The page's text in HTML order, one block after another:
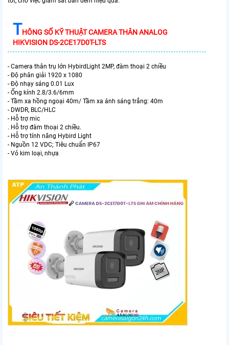
THÔNG SỐ KỸ THUẬT CAMERA THÂN ANALOG
HIKVISION DS-2CE17D0T-LTS
- Camera thân trụ lớn HybirdLight 2MP, đàm thoại 2 chiều
- Độ phân giải 1920 x 1080
- Độ nhạy sáng 0.01 Lux
- Ống kính 2.8/3.6/6mm
- Tầm xa hồng ngoại 40m/ Tầm xa ánh sáng trắng: 40m
- DWDR, BLC/HLC
- Hỗ trợ mic
. Hỗ trợ đàm thoại 2 chiều.
- Hỗ trợ tính năng Hybird Light
- Nguồn 12 VDC; Tiêu chuẩn IP67
- Vỏ kim loại, nhựa